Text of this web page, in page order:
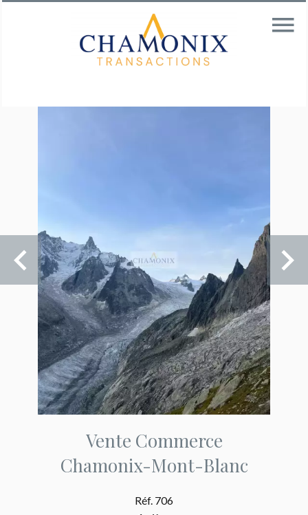
Vente Commerce
Chamonix-Mont-Blanc
Réf. 706